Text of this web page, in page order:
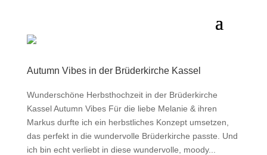
Autumn Vibes in der Brüderkirche Kassel
Wunderschöne Herbsthochzeit in der Brüderkirche
Kassel Autumn Vibes Für die liebe Melanie & ihren
Markus durfte ich ein herbstliches Konzept umsetzen,
das perfekt in die wundervolle Brüderkirche passte. Und
ich bin echt verliebt in diese wundervolle, moody...